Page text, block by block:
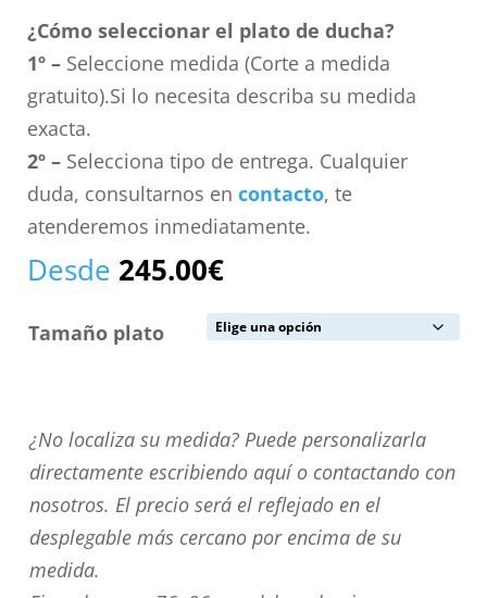
¿Cómo seleccionar el plato de ducha?
1º –Seleccione medida (Corte a medida
gratuito).Si lo necesita describa su medida
exacta.
2º –Selecciona tipo de entrega. Cualquier
duda, consultarnos en contacto, te
atenderemos inmediatamente.
Desde 245.00€
Tamaño plato
¿No
localiza
su
medida?
Puede
¿No localiza su medida? Puede personalizarla
directamente escribiendo aquí o contactando con
nosotros. El precio será el reflejado en el
desplegable más cercano por encima de su
medida.